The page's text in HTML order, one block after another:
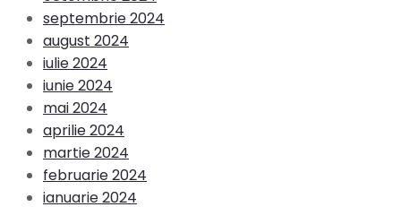
septembrie 2024
august 2024
iulie 2024
iunie 2024
mai 2024
aprilie 2024
martie 2024
februarie 2024
ianuarie 2024